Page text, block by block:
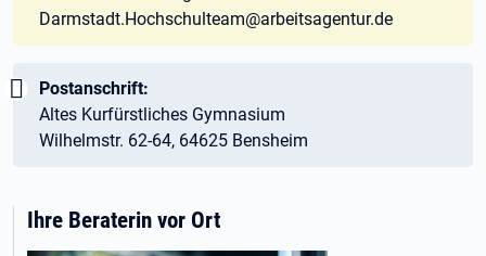
Darmstadt.Hochschulteam@arbeitsagentur.de
Wichtig:
Postanschrift:
Altes Kurfürstliches Gymnasium
Wilhelmstr. 62-64, 64625 Bensheim
Ihre Beraterin vor Ort